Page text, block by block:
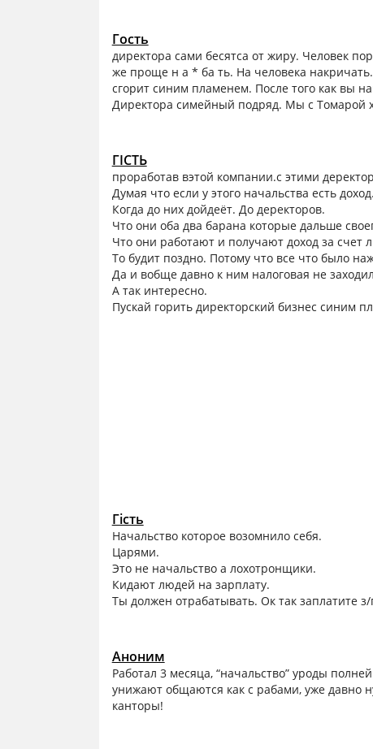
Гость
директора сами бесятса от жиру. Человек
же проще н а * ба ть. На человека
сгорит синим пламенем. После того как вы
Директора симейный подряд. Мы с Томарой
ГІСТЬ
проработав вэтой компании.с этими
Думая что если у этого начальства есть
Когда до них дойдеёт. До деректоров.
Что они оба два барана которые дальше
Что они работают и получают доход за счет
То будит поздно. Потому что все что было
Да и вобще давно к ним налоговая не
А так интересно.
Пускай горить директорский бизнес синим
Гість
Начальство которое возомнило себя.
Царями.
Это не начальство а лохотронщики.
Кидают людей на зарплату.
Ты должен отрабатывать. Ок так заплатите
Аноним
Работал 3 месяца, “начальство” уроды
унижают общаются как с рабами, уже давно
канторы!